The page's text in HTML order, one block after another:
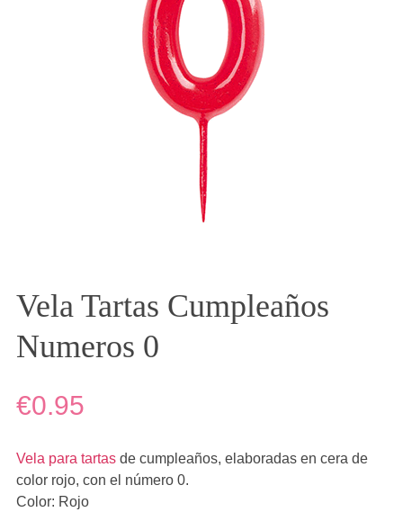
Vela Tartas Cumpleaños
Numeros 0
€0.95
Vela para tartasde cumpleaños, elaboradas en cera de
color rojo, con el número 0.
Color: Rojo